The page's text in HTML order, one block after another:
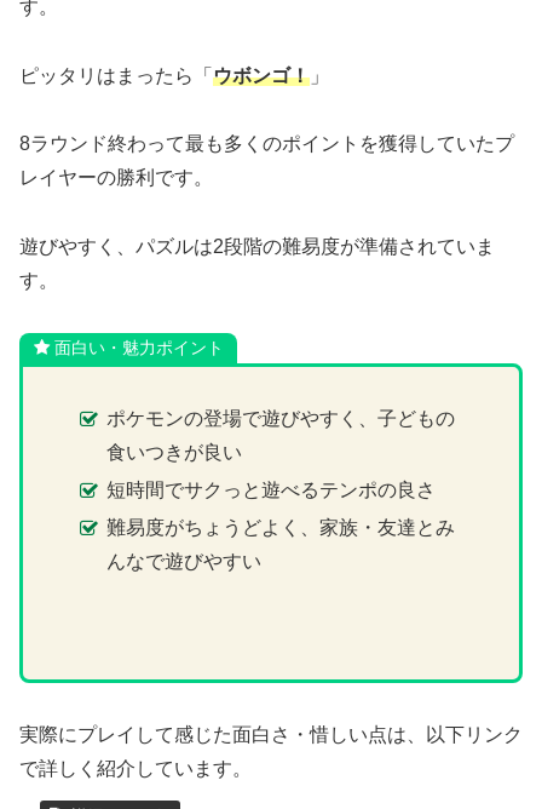
す。
ピッタリはまったら「 ウボンゴ！ 」
8ラウンド終わって最も多くのポイントを獲得していたプ
レイヤーの勝利です。
遊びやすく、パズルは2段階の難易度が準備されていま
す。
面白い・魅力ポイント
ポケモンの登場で遊びやすく、子どもの
食いつきが良い
短時間でサクっと遊べるテンポの良さ
難易度がちょうどよく、家族・友達とみ
んなで遊びやすい
実際にプレイして感じた面白さ・惜しい点は、以下リンク
で詳しく紹介しています。